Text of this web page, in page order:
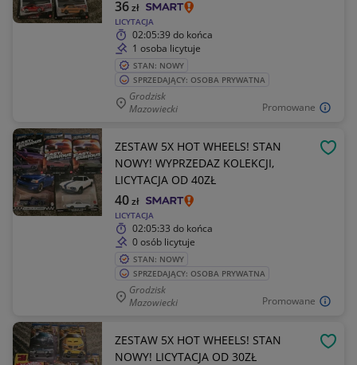
Promowane
LICYTACJA
36zł
02:05:39 do końca
1 osoba licytuje
STAN: NOWY
SPRZEDAJĄCY: OSOBA PRYWATNA
Grodzisk
Mazowiecki
Promowane
ZESTAW 5X HOT WHEELS! STAN
NOWY! WYPRZEDAZ KOLEKCJI,
LICYTACJA OD 40ZŁ
LICYTACJA
40zł
02:05:33 do końca
0 osób licytuje
STAN: NOWY
SPRZEDAJĄCY: OSOBA PRYWATNA
Grodzisk
Mazowiecki
ZESTAW 5X HOT WHEELS! STAN
NOWY! LICYTACJA OD 30ZŁ